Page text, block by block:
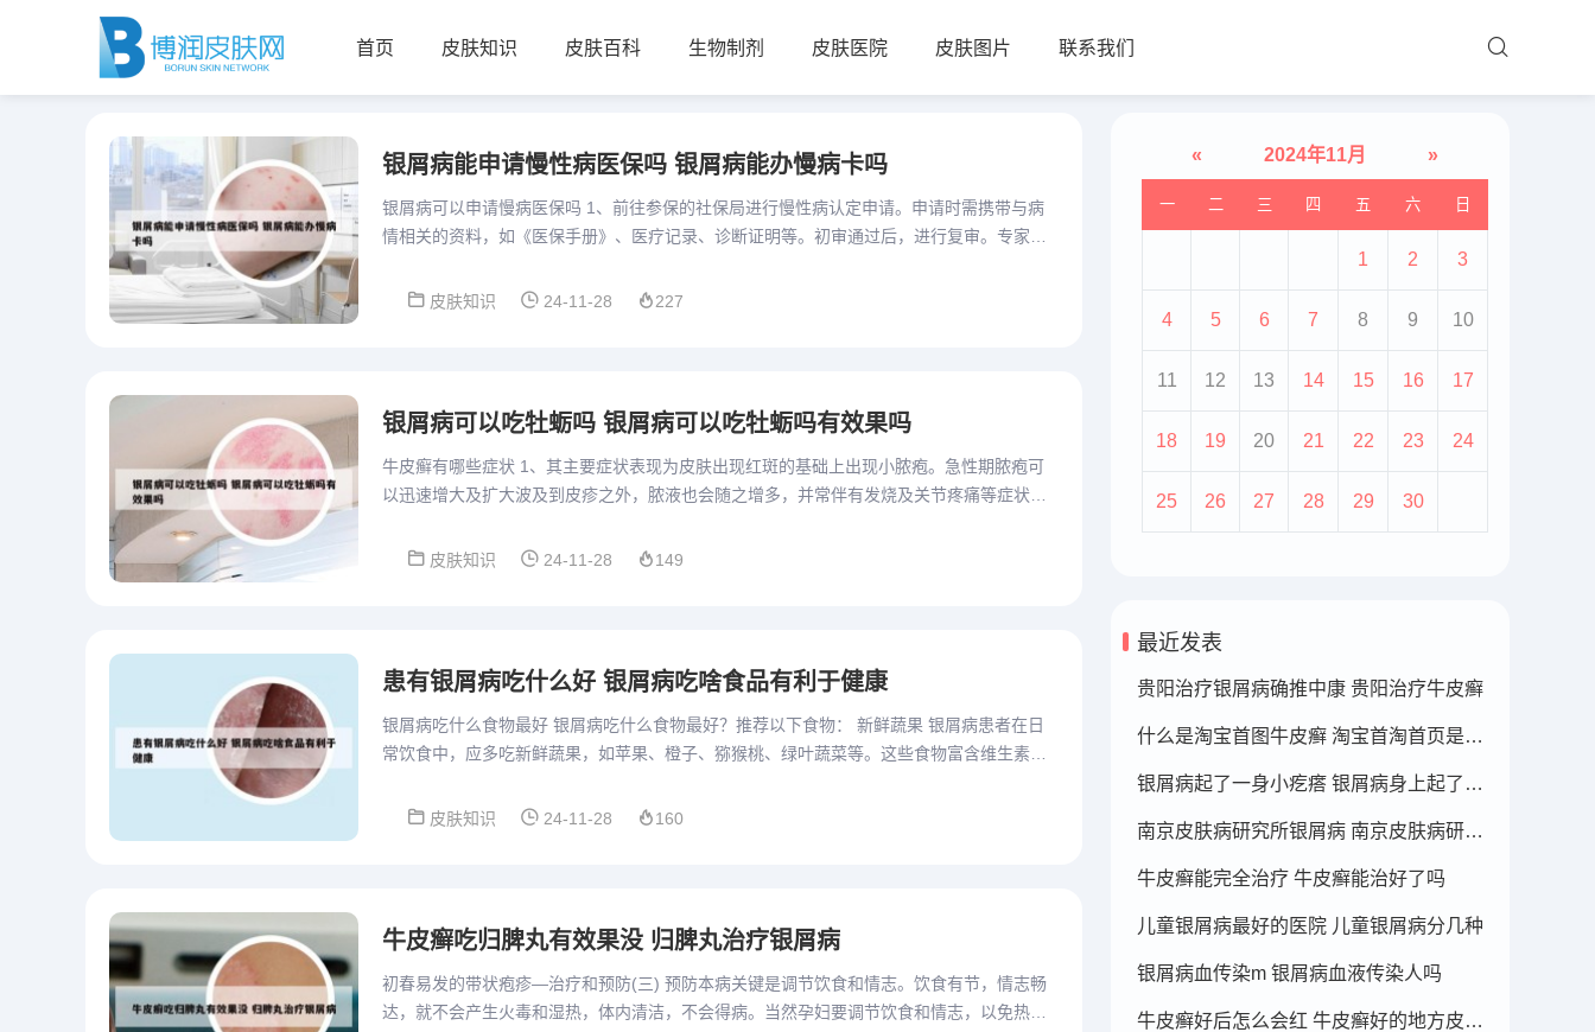
首页 皮肤知识 皮肤百科 生物制剂 皮肤医院 皮肤图片 联系我们
银屑病能申请慢性病医保吗 银屑病能办慢病卡吗
银屑病可以申请慢病医保吗 1、前往参保的社保局进行慢性病认定申请。申请时需携带与病
情相关的资料，如《医保手册》、医疗记录、诊断证明等。初审通过后，进行复审。专家评
皮肤知识
24-11-28 227
银屑病可以吃牡蛎吗 银屑病可以吃牡蛎吗有效果吗
牛皮癣有哪些症状 1、其主要症状表现为皮肤出现红斑的基础上出现小脓疱。急性期脓疱可
以迅速增大及扩大波及到皮疹之外，脓液也会随之增多，并常伴有发烧及关节疼痛等症状，
皮肤知识
24-11-28 149
患有银屑病吃什么好 银屑病吃啥食品有利于健康
银屑病吃什么食物最好 银屑病吃什么食物最好？推荐以下食物： 新鲜蔬果 银屑病患者在日
常饮食中，应多吃新鲜蔬果，如苹果、橙子、猕猴桃、绿叶蔬菜等。这些食物富含维生素和
皮肤知识
24-11-28 160
牛皮癣吃归脾丸有效果没 归脾丸治疗银屑病
初春易发的带状疱疹—治疗和预防(三) 预防本病关键是调节饮食和情志。饮食有节，情志畅
达，就不会产生火毒和湿热，体内清洁，不会得病。当然孕妇要调节饮食和情志，以免热毒
« 2024年11月 »
一 二 三 四 五 六 日
1 2 3
4 5 6 7 8 9 10
11 12 13 14 15 16 17
18 19 20 21 22 23 24
25 26 27 28 29 30
最近发表
贵阳治疗银屑病确推中康 贵阳治疗牛皮癣
什么是淘宝首图牛皮癣 淘宝首淘首页是什么
银屑病起了一身小疙瘩 银屑病身上起了好多疙瘩
南京皮肤病研究所银屑病 南京皮肤病研究所看银屑病哪个医生厉害
牛皮癣能完全治疗 牛皮癣能治好了吗
儿童银屑病最好的医院 儿童银屑病分几种
银屑病血传染m 银屑病血液传染人吗
牛皮癣好后怎么会红 牛皮癣好的地方皮肤变红